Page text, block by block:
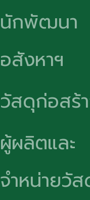
นักพัฒนา
อสังหาฯ
วัสดุก่อสร้
ผู้ผลิตและ
จำหน่ายวั